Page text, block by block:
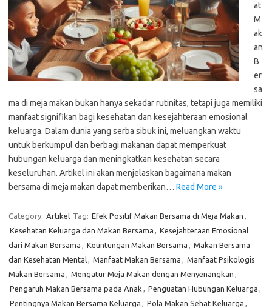
at
M
ak
an
B
er
sa
ma di meja makan bukan hanya sekadar rutinitas, tetapi juga memiliki
manfaat signifikan bagi kesehatan dan kesejahteraan emosional
keluarga. Dalam dunia yang serba sibuk ini, meluangkan waktu
untuk berkumpul dan berbagi makanan dapat memperkuat
hubungan keluarga dan meningkatkan kesehatan secara
keseluruhan. Artikel ini akan menjelaskan bagaimana makan
bersama di meja makan dapat memberikan… Read More »
Category: Artikel Tag: Efek Positif Makan Bersama di Meja Makan ,
Kesehatan Keluarga dan Makan Bersama , Kesejahteraan Emosional
dari Makan Bersama , Keuntungan Makan Bersama , Makan Bersama
dan Kesehatan Mental, Manfaat Makan Bersama , Manfaat Psikologis
Makan Bersama , Mengatur Meja Makan dengan Menyenangkan ,
Pengaruh Makan Bersama pada Anak , Penguatan Hubungan Keluarga ,
Pentingnya Makan Bersama Keluarga , Pola Makan Sehat Keluarga ,